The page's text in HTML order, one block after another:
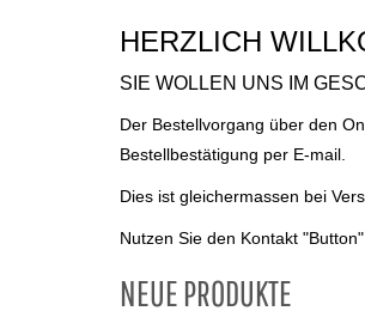
HERZLICH
SIE WOLLEN UNS IM
Der Bestellvorgang über den
Bestellbestätigung per E-mail.
Dies ist gleichermassen bei
Nutzen Sie den Kontakt
NEUE PRODUKTE